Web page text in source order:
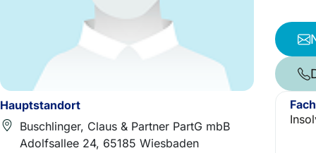
Hauptstandort
Buschlinger, Claus & Partner PartG mbB
Adolfsallee 24, 65185 Wiesbaden